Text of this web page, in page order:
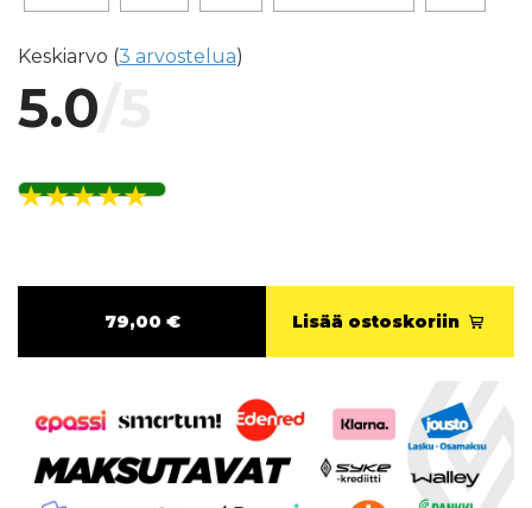
Keskiarvo (3 arvostelua)
5.0
79,00 € Lisää ostoskoriin